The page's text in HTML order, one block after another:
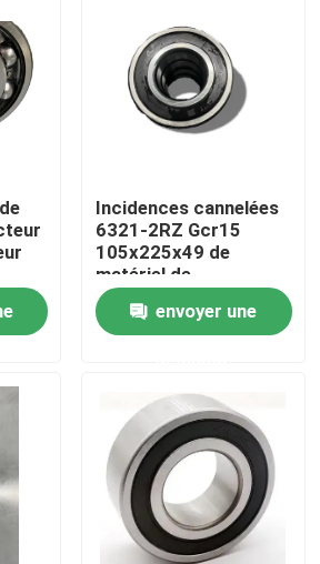
industriel
sphérique
Incidences cannelées
6321-2RZ Gcr15
105x225x49 de
matériel de
construction
envoyer une